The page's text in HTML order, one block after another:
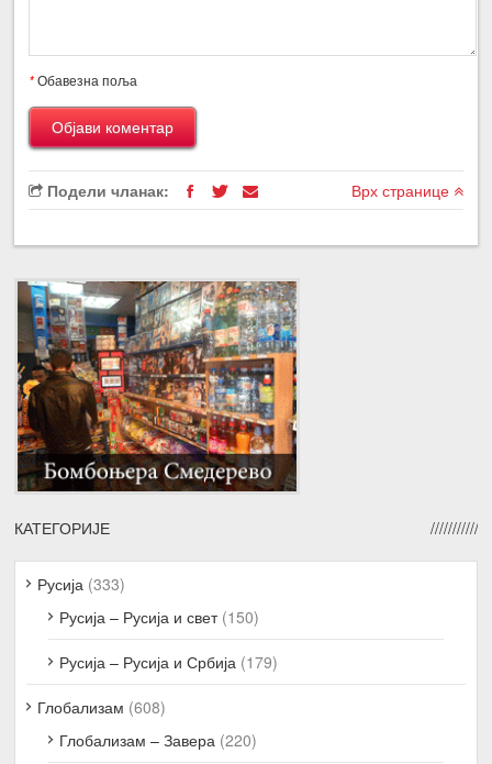
*Обавезна поља
Подели чланак: Врх странице
КАТЕГОРИЈЕ
Русија (333)
Русија – Русија и свет(150)
Русија – Русија и Србија (179)
Глобализам (608)
Глобализам – Завера (220)